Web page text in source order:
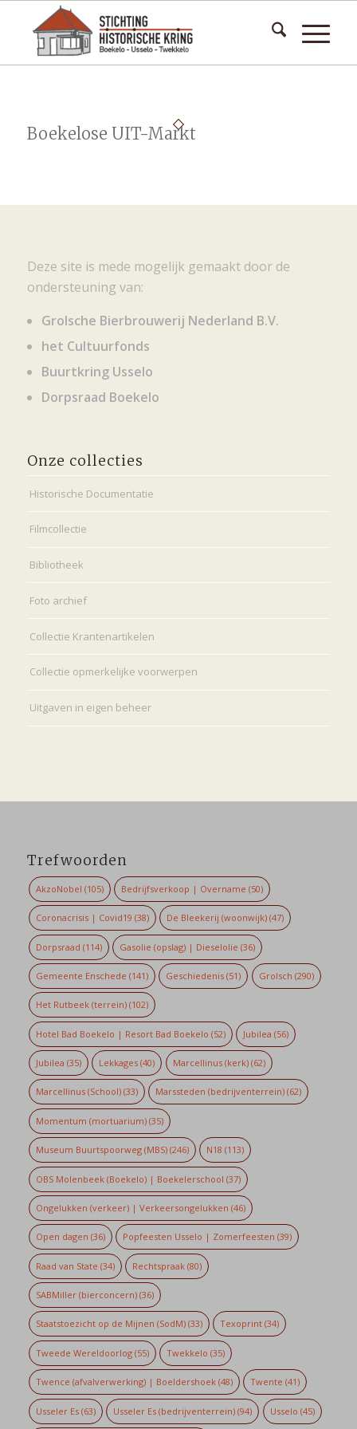
Boekelose UIT-Markt
Deze site is mede mogelijk gemaakt door de
ondersteuning van:
Grolsche Bierbrouwerij Nederland B.V.
het Cultuurfonds
Buurtkring Usselo
Dorpsraad Boekelo
Onze collecties
Historische Documentatie
Filmcollectie
Bibliotheek
Foto archief
Collectie Krantenartikelen
Collectie opmerkelijke voorwerpen
Uitgaven in eigen beheer
Trefwoorden
AkzoNobel (105) Bedrijfsverkoop | Overname (50)
Coronacrisis | Covid19 (38) De Bleekerij (woonwijk) (47)
Dorpsraad (114) Gasolie (opslag) | Dieselolie (36)
Gemeente Enschede (141) Geschiedenis (51) Grolsch (290)
Het Rutbeek (terrein)(102)
Hotel Bad Boekelo | Resort Bad Boekelo (52) Jubilea (56)
Jubilea (35) Lekkages (40) Marcellinus (kerk)(62)
Marcellinus (School)(33) Marssteden (bedrijventerrein) (62)
Momentum (mortuarium)(35)
Museum Buurtspoorweg (MBS)(246) N18 (113)
OBS Molenbeek (Boekelo) | Boekelerschool (37)
Ongelukken (verkeer) | Verkeersongelukken (46)
Open dagen (36) Popfeesten Usselo | Zomerfeesten (39)
Raad van State (34) Rechtspraak (80)
SABMiller (bierconcern)(36)
Staatstoezicht op de Mijnen (SodM)(33) Texoprint (34)
Tweede Wereldoorlog(55) Twekkelo (35)
Twence (afvalverwerking) | Boeldershoek(48) Twente (41)
Usseler Es(63) Usseler Es (bedrijventerrein) (94) Usselo (45)